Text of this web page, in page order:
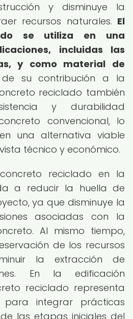
y disminuye la
recursos naturales. El
se utiliza en una
incluidas las
y como material de
su contribución a la
reciclado también
y durabilidad
convencional, lo
una alternativa viable
técnico y económico.
reciclado en la
a reducir la huella de
ya que disminuye la
asociadas con la
Al mismo tiempo,
de los recursos
la extracción de
En la edificación
reciclado representa
integrar prácticas
las etapas iniciales del